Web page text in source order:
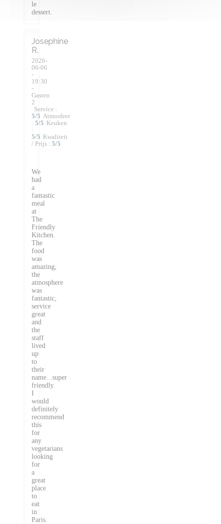
le
dessert.
Josephine
R
2026-
06-06
-
19:30
-
Gasten
2
Service :
5/5 Atmosfeer
: 5/5 Keuken
:
5/5 Kwaliteit
/ Prijs : 5/5
We
had
a
fantastic
meal
at
The
Friendly
Kitchen.
The
food
was
amazing,
the
atmosphere
was
fantastic,
service
great
and
the
staff
lived
up
to
their
name...super
friendly.
I
would
definitely
recommend
this
for
any
vegetarians
looking
for
a
great
place
to
eat
in
Paris.